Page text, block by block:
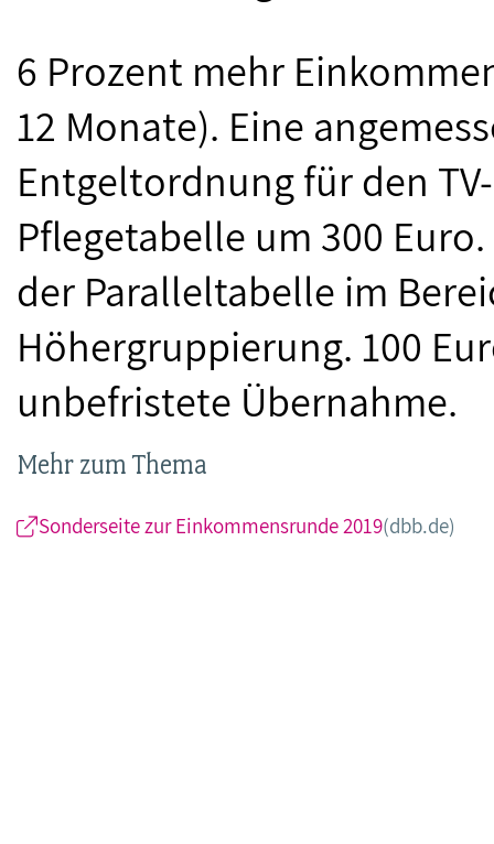
6 Prozent mehr
12 Monate). Eine
Entgeltordnung für den
Pflegetabelle um 300
der Paralleltabelle im
Höhergruppierung. 100
unbefristete Übernahme.
Mehr zum Thema
Sonderseite zur Einkommensrunde 2019(dbb.de)